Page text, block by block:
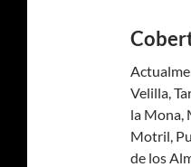
Velilla,
la Mona,
Motril,
de los